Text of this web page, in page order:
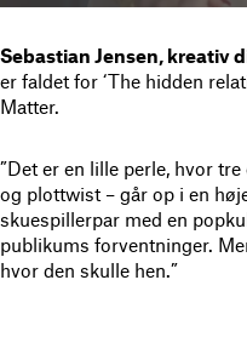
Sebastian Jensen, kreativ
er faldet for ‘The hidden
Matter.
”Det er en lille perle, hvor
og plottwist – går op i en
skuespillerpar med en
publikums forventninger.
hvor den skulle hen.”